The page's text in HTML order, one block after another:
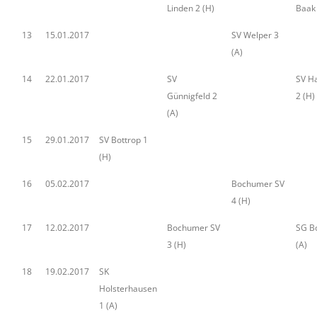
Linden 2 (H)
13 15.01.2017
SV Welper 3
(A)
14 22.01.2017
SV
Günnigfeld 2
(A)
SV
2 (H)
15 29.01.2017
SV Bottrop 1
(H)
16 05.02.2017
Bochumer SV
4 (H)
17 12.02.2017
Bochumer SV
3 (H)
SG
(A)
18 19.02.2017
SK
Holsterhausen
1 (A)